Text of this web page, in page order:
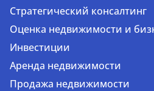
Стратегический консалтинг
Оценка недвижимости и
Инвестиции
Аренда недвижимости
Продажа недвижимости